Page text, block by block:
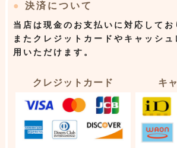
● 決済について
当店は 現金のお支払いに対応してお
またクレジットカードやキャッシュ
用いただけます。
クレジットカード キ